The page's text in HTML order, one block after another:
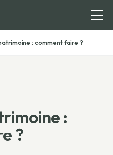
: comment faire ?
:
?